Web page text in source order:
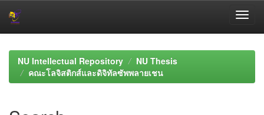
navigationNU Intellectual Repository
NU Thesis
คณะโลจิสติกส์และดิจิทัลซัพพลายเชน